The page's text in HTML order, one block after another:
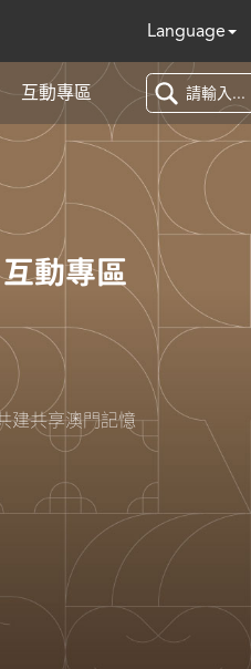
Language
互動專區
互動專區
建共享澳門記憶